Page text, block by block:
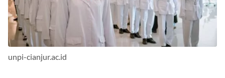
unpi-cianjur.ac.id